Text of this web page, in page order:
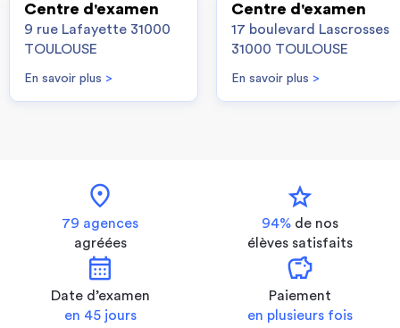
Centre d'examen
9 rue Lafayette 31000
TOULOUSE
En savoir plus >
Centre d'examen
17 boulevard Lascrosses
31000 TOULOUSE
En savoir plus >
location_on
79 agences
agréées
star
94% de nos
élèves satisfaits
calendar_month
Date d’examen
en 45 jours
savings
Paiement
en plusieurs fois